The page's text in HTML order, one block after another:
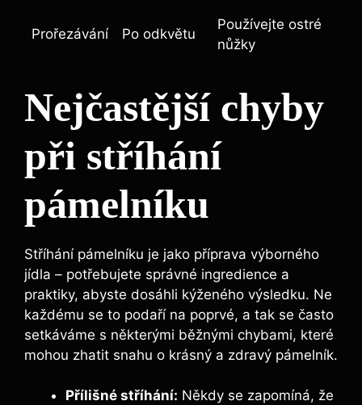
Prořezávání Po odkvětu
Používejte ostré
nůžky
Nejčastější chyby
při stříhání
pámelníku
Stříhání pámelníku je jako příprava výborného
jídla – potřebujete správné ingredience a
praktiky, abyste dosáhli kýženého výsledku. Ne
každému se to podaří na poprvé, a tak se často
setkáváme s některými běžnými chybami, které
mohou zhatit snahu o krásný a zdravý pámelník.
Přílišné stříhání: Někdy se zapomíná, že